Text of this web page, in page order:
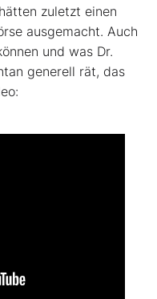
zuletzt einen
ausgemacht. Auch
und was Dr.
generell rät, das